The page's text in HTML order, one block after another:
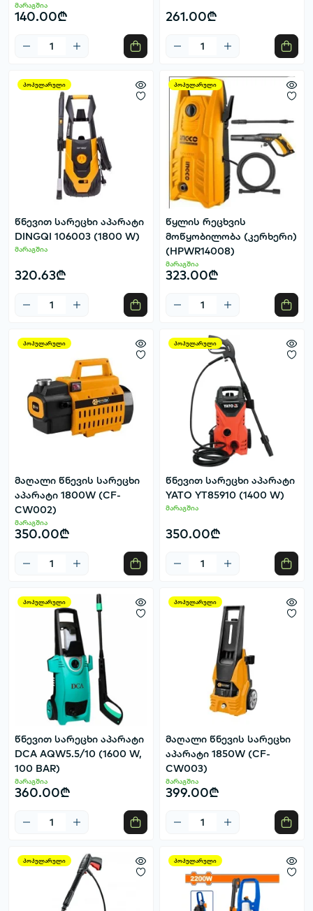
მარაგშია
140.00₾ 261.00₾
პოპულარული
წნევით სარეცხი აპარატი
DINGQI 106003 (1800 W)
მარაგშია
320.63₾
პოპულარული
წყლის რეცხვის
მოწყობილობა (კერხერი)
(HPWR14008)
მარაგშია
323.00₾
პოპულარული
მაღალი წნევის სარეცხი
აპარატი 1800W (CF-
CW002)
მარაგშია
350.00₾
პოპულარული
წნევით სარეცხი აპარატი
YATO YT85910 (1400 W)
მარაგშია
350.00₾
პოპულარული
წნევით სარეცხი აპარატი
DCA AQW5.5/10 (1600 W,
100 BAR)
მარაგშია
360.00₾
პოპულარული
მაღალი წნევის სარეცხი
აპარატი 1850W (CF-
CW003)
მარაგშია
399.00₾
პოპულარული პოპულარული